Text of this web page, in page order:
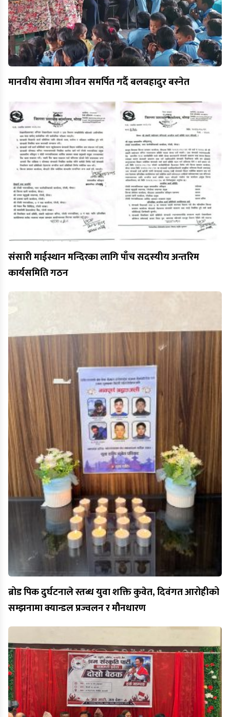
मानवीय सेवामा जीवन समर्पित गर्दै बलबहादुर बस्नेत
संसारी माईस्थान मन्दिरका लागि पाँच सदस्यीय अन्तरिम
कार्यसमिति गठन
ब्रोड पिक दुर्घटनाले स्तब्ध युवा शक्ति कुवेत, दिवंगत आरोहीको
सम्झनामा क्यान्डल प्रज्वलन र मौनधारण